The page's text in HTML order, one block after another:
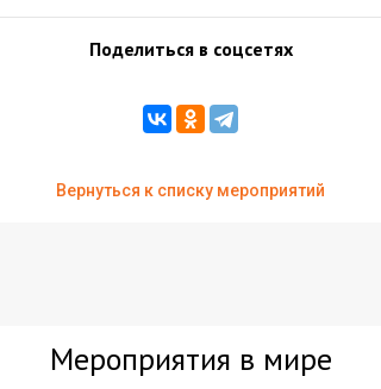
Поделиться в соцсетях
Вернуться к списку мероприятий
Мероприятия в мире